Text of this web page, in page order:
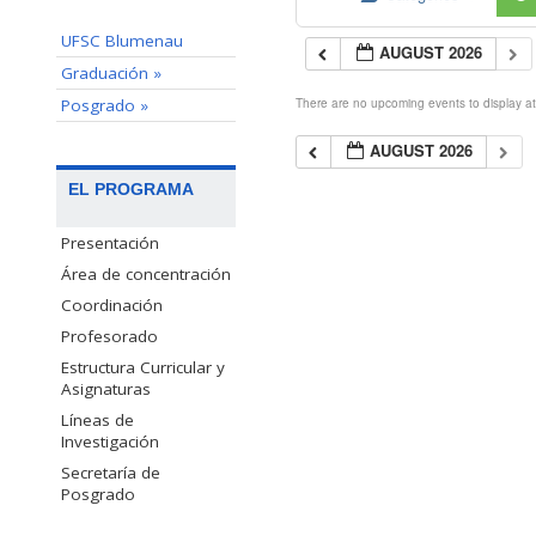
UFSC Blumenau
Graduación »
Posgrado »
EL PROGRAMA
Presentación
Área de concentración
Coordinación
Profesorado
Estructura Curricular y
Asignaturas
Líneas de
Investigación
Secretaría de
Posgrado
AUGUST 2026
There are no upcoming events to display
AUGUST 2026